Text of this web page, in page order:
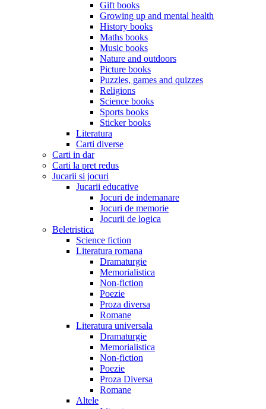
Gift books
Growing up and mental health
History books
Maths books
Music books
Nature and outdoors
Picture books
Puzzles, games and quizzes
Religions
Science books
Sports books
Sticker books
Literatura
Carti diverse
Carti in dar
Carti la pret redus
Jucarii si jocuri
Jucarii educative
Jocuri de indemanare
Jocuri de memorie
Jocurii de logica
Beletristica
Science fiction
Literatura romana
Dramaturgie
Memorialistica
Non-fiction
Poezie
Proza diversa
Romane
Literatura universala
Dramaturgie
Memorialistica
Non-fiction
Poezie
Proza Diversa
Romane
Altele